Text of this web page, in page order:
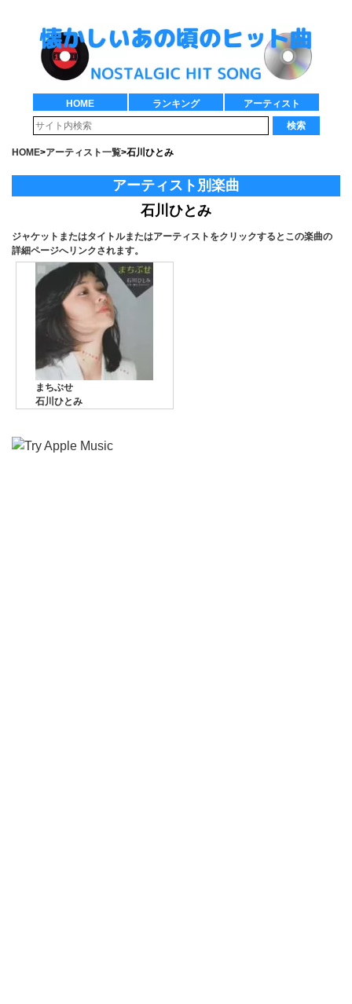
HOME ランキング
アーティスト
検索
HOME>アーティスト一覧>石川ひとみ
アーティスト別楽曲
石川ひとみ
ジャケットまたはタイトルまたはアーティストをクリックするとこの楽曲の
詳細ページへリンクされます。
まちぶせ
石川ひとみ